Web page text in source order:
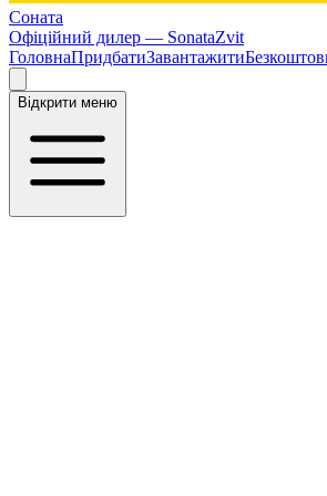
Соната
Офіційний дилер — SonataZvit
ГоловнаПридбатиЗавантажити
Відкрити меню